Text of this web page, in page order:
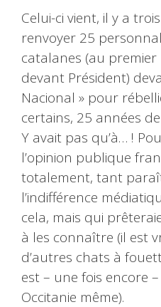
Celui-ci vient, il y a
renvoyer 25
catalanes (au
devant Président)
Nacional » pour
certains, 25 années
Y avait pas qu’à… !
l’opinion publique
totalement, tant
l’indifférence
cela, mais qui
à les connaître (il est
d’autres chats à
est – une fois encore
Occitanie même).